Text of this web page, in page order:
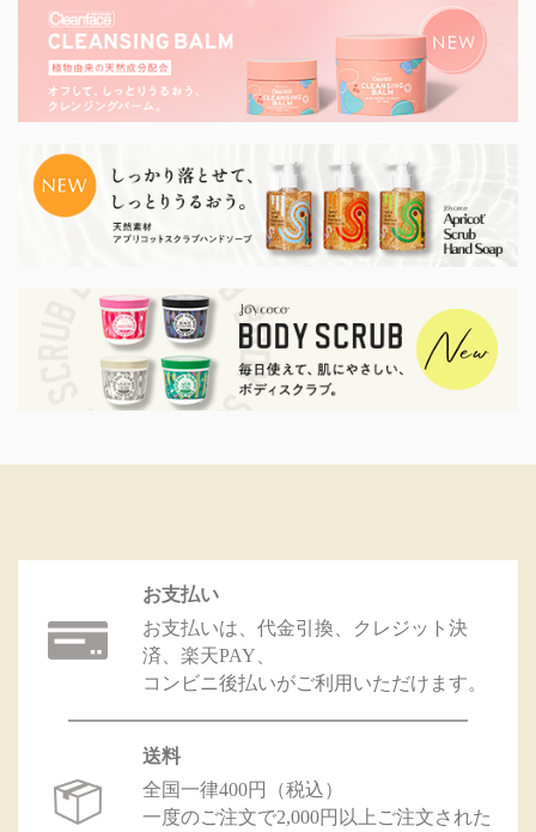
お支払い
お支払いは、代金引換、クレジット決
済、楽天PAY、
コンビニ後払いがご利用いただけます。
送料
全国一律400円（税込）
一度のご注文で2,000円以上ご注文された